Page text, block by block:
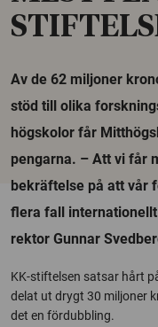
Av de 62 miljoner
stöd till olika
högskolor får
pengarna. – Att vi får
bekräftelse på att vår
flera fall
rektor Gunnar
KK-stiftelsen satsar hårt
delat ut drygt 30 miljoner
det en fördubbling.